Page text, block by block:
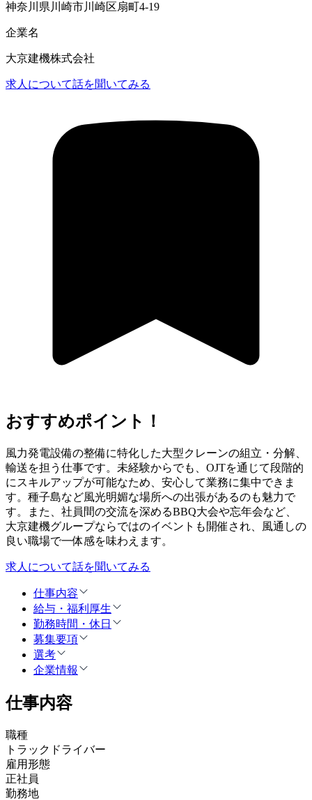
神奈川県川崎市川崎区扇町4-19
企業名
大京建機株式会社
求人について話を聞いてみる
おすすめポイント！
風力発電設備の整備に特化した大型クレーンの組立・分解、
輸送を担う仕事です。未経験からでも、OJTを通じて段階的
にスキルアップが可能なため、安心して業務に集中できま
す。種子島など風光明媚な場所への出張があるのも魅力で
す。また、社員間の交流を深めるBBQ大会や忘年会など、
大京建機グループならではのイベントも開催され、風通しの
良い職場で一体感を味わえます。
求人について話を聞いてみる
仕事内容
給与・福利厚生
勤務時間・休日
募集要項
選考
企業情報
仕事内容
職種
トラックドライバー
雇用形態
正社員
勤務地